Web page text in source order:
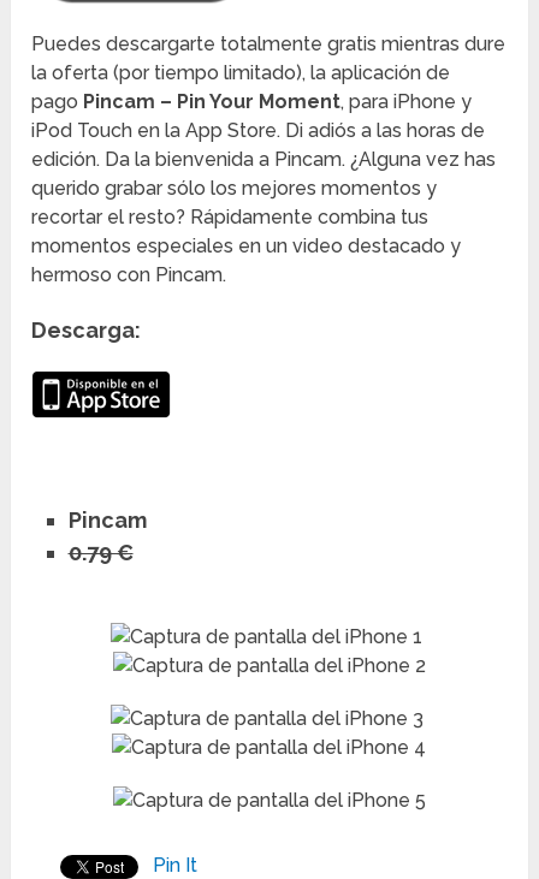
Puedes descargarte totalmente gratis mientras dure
la oferta (por tiempo limitado), la aplicación de
pago Pincam – Pin Your Moment, para iPhone y
iPod Touch en la App Store. Di adiós a las horas de
edición. Da la bienvenida a Pincam. ¿Alguna vez has
querido grabar sólo los mejores momentos y
recortar el resto? Rápidamente combina tus
momentos especiales en un video destacado y
hermoso con Pincam.
Descarga:
Pincam
0.79 €
Pin It